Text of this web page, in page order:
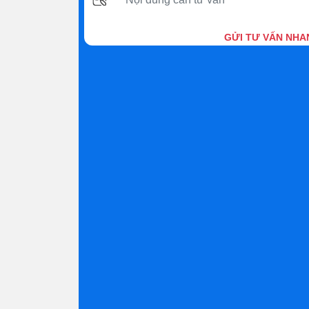
GỬI TƯ VẤN